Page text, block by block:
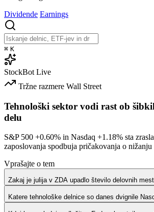
Dividende Earnings
⌘ K
StockBot Live
Tržne razmere Wall Street
Tehnološki sektor vodi rast ob
delu
S&P 500 +0.60% in Nasdaq +1.18% sta
zaposlovanja spodbuja pričakovanja o nižanju
Vprašajte o tem
Zakaj je julija v ZDA upadlo število delovnih
Katere tehnološke delnice so danes dvignile